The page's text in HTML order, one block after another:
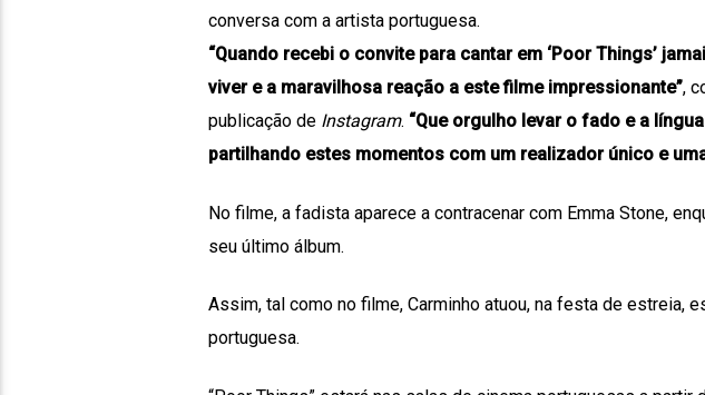
conversa com a artista portuguesa.
“Quando recebi o convite para cantar em ‘Poor Things’
viver e a maravilhosa reação a este filme impressionante”,
publicação de Instagram. “Que orgulho levar o fado e a
partilhando estes momentos com um realizador único e
No filme, a fadista aparece a contracenar com Emma Stone,
seu último álbum.
Assim, tal como no filme,Carminho atuou, na festa de estreia,
portuguesa.